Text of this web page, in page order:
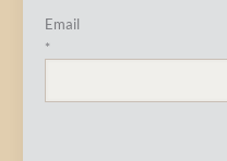
Email
*